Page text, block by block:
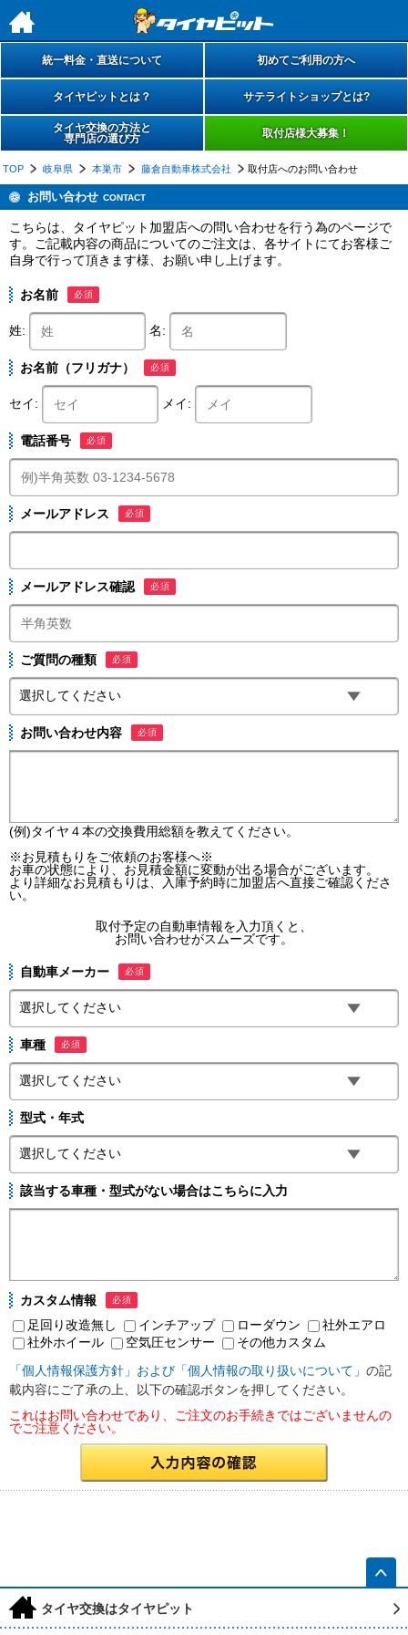
h
統一料金・直送について 初めてご利用の方へ
タイヤピットとは？ サテライトショップとは?
タイヤ交換の方法と
専門店の選び方
取付店様大募集！
TOP 岐阜県 本巣市 藤倉自動車株式会社 取付店へのお問い合わせ
お問い合わせ CONTACT
こちらは、タイヤピット加盟店への問い合わせを行う為のページで
す。ご記載内容の商品についてのご注文は、各サイトにてお客様ご
自身で行って頂きます様、お願い申し上げます。
お名前 必須
姓: 名:
お名前（フリガナ） 必須
セイ: メイ:
電話番号 必須
メールアドレス 必須
メールアドレス確認 必須
ご質問の種類 必須
お問い合わせ内容 必須
(例)タイヤ４本の交換費用総額を教えてください。
※お見積もりをご依頼のお客様へ※
お車の状態により、お見積金額に変動が出る場合がございます。
より詳細なお見積もりは、入庫予約時に加盟店へ直接ご確認くださ
い。
取付予定の自動車情報を入力頂くと、
お問い合わせがスムーズです。
自動車メーカー 必須
車種 必須
型式・年式
該当する車種・型式がない場合はこちらに入力
カスタム情報 必須
足回り改造無し インチアップ ローダウン
社外エアロ
社外ホイール
空気圧センサー
その他カスタム
「個人情報保護方針」および「個人情報の取り扱いについて」 の記
載内容にご了承の上、以下の確認ボタンを押してください。
これはお問い合わせであり、ご注文のお手続きではございませんの
でご注意ください。
h タイヤ交換はタイヤピット